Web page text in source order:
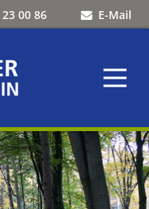
00 86 E-Mail